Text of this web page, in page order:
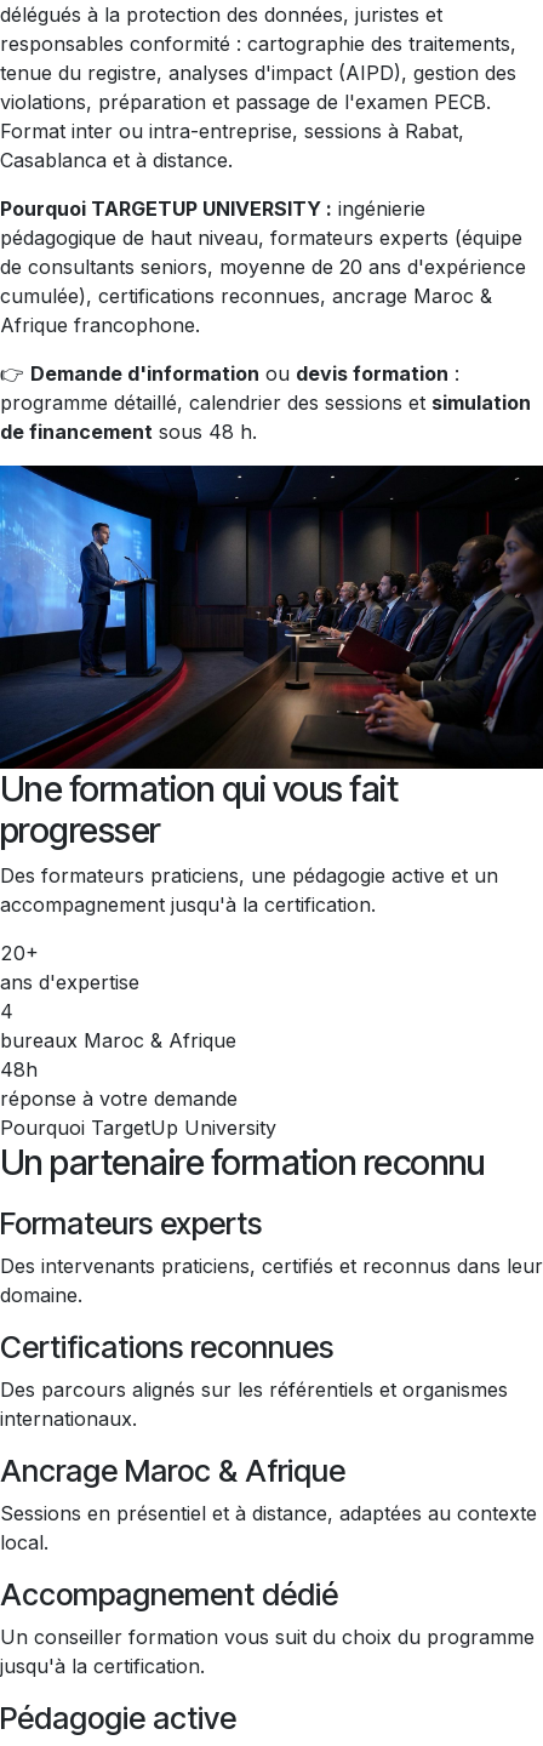
délégués à la protection des données, juristes et
responsables conformité : cartographie des traitements,
tenue du registre, analyses d'impact (AIPD), gestion des
violations, préparation et passage de l'examen PECB.
Format inter ou intra-entreprise, sessions à Rabat,
Casablanca et à distance.
Pourquoi TARGETUP UNIVERSITY : ingénierie
pédagogique de haut niveau, formateurs experts (équipe
de consultants seniors, moyenne de 20 ans d'expérience
cumulée), certifications reconnues, ancrage Maroc &
Afrique francophone.
👉 Demande d'information ou devis formation :
programme détaillé, calendrier des sessions et simulation
de financement sous 48 h.
Une formation qui vous fait
progresser
Des formateurs praticiens, une pédagogie active et un
accompagnement jusqu'à la certification.
20+
ans d'expertise
4
bureaux Maroc & Afrique
48h
réponse à votre demande
Pourquoi TargetUp University
Un partenaire formation reconnu
Formateurs experts
Des intervenants praticiens, certifiés et reconnus dans leur
domaine.
Certifications reconnues
Des parcours alignés sur les référentiels et organismes
internationaux.
Ancrage Maroc & Afrique
Sessions en présentiel et à distance, adaptées au contexte
local.
Accompagnement dédié
Un conseiller formation vous suit du choix du programme
jusqu'à la certification.
Pédagogie active